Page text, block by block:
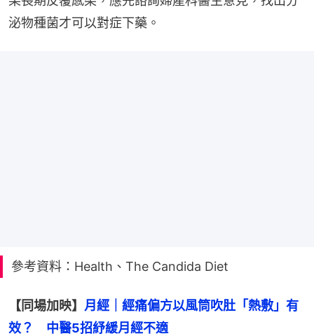
泌物種菌才可以對症下藥。
參考資料：Health、The Candida Diet
【同場加映】 月經｜經痛偏方以風筒吹肚「熱敷」有
效？　中醫5招紓緩月經不適